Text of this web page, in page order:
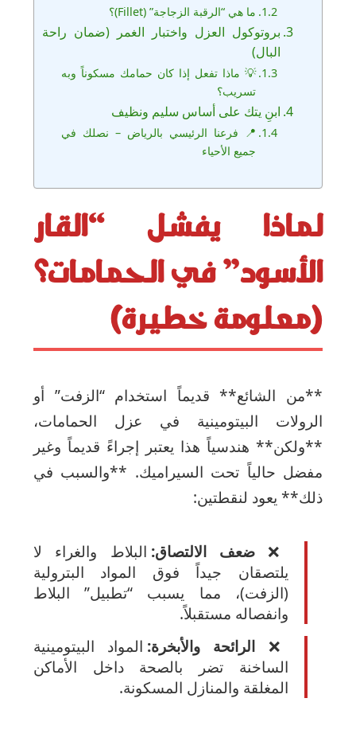
ما هي “الرقبة الزجاجة” (Fillet)؟
بروتوكول العزل واختبار الغمر (ضمان راحة
البال)
💡 ماذا تفعل إذا كان حمامك مسكوناً وبه
تسريب؟
ابنِ يتك على أساس سليم ونظيف
📍 فرعنا الرئيسي بالرياض – نصلك في
جميع الأحياء
لماذا يفشل “القار
الأسود” في الحمامات؟
(معلومة خطيرة)
**من الشائع** قديماً استخدام “الزفت” أو
الرولات البيتومينية في عزل الحمامات،
**ولكن** هندسياً هذا يعتبر إجراءً قديماً وغير
مفضل حالياً تحت السيراميك. **والسبب في
ذلك** يعود لنقطتين:
❌ ضعف الالتصاق: البلاط والغراء لا
يلتصقان جيداً فوق المواد البترولية
(الزفت)، مما يسبب “تطبيل” البلاط
وانفصاله مستقبلاً.
❌ الرائحة والأبخرة: المواد البيتومينية
الساخنة تضر بالصحة داخل الأماكن
المغلقة والمنازل المسكونة.